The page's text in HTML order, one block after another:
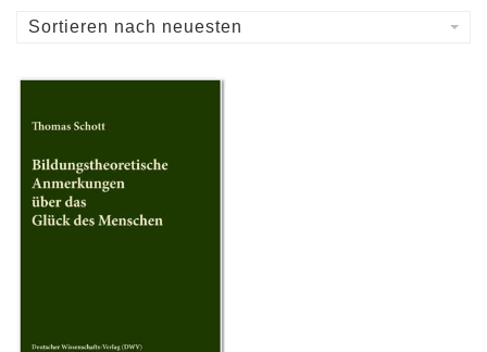
Sortieren nach neuesten